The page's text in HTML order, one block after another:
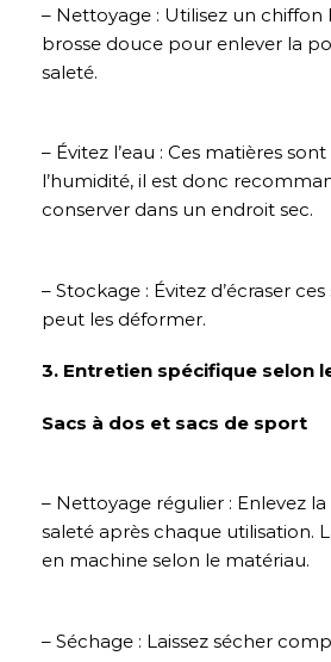
– Nettoyage : Utilisez un
brosse douce pour enlever la
saleté.
– Évitez l’eau : Ces matières
l’humidité, il est donc
conserver dans un endroit sec.
– Stockage : Évitez d’écraser
peut les déformer.
3. Entretien spécifique selon
Sacs à dos et sacs de sport
– Nettoyage régulier : Enlevez
saleté après chaque utilisation.
en machine selon le matériau.
– Séchage : Laissez sécher